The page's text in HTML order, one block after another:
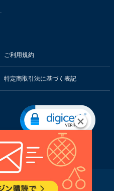
ご利用規約
特定商取引法に基づく表記
信技術で保護されています